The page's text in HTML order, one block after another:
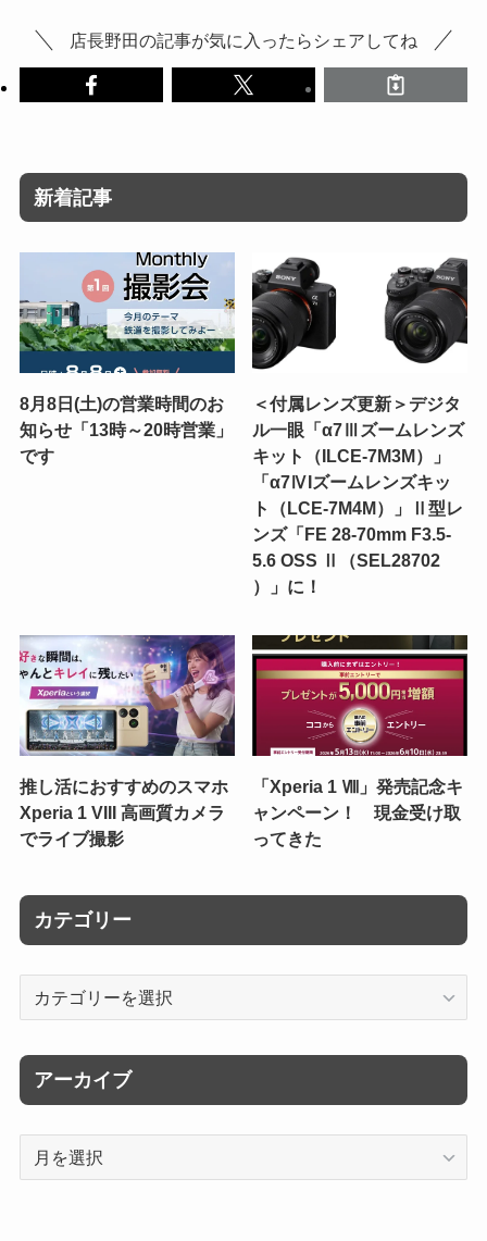
店長野田の記事が気に入ったらシェアしてね
新着記事
8月8日(土)の営業時間のお
知らせ「13時～20時営業」
です
＜付属レンズ更新＞デジタ
ル一眼「α7Ⅲズームレンズ
キット（ILCE-7M3M）」
「α7ⅣIズームレンズキッ
ト（LCE-7M4M）」Ⅱ型レ
ンズ「FE 28-70mm F3.5-
5.6 OSS Ⅱ（SEL28702
）」に！
推し活におすすめのスマホ
Xperia 1 VIII 高画質カメラ
でライブ撮影
「Xperia 1 Ⅷ」発売記念キ
ャンペーン！ 現金受け取
ってきた
カテゴリー
リ
ー
アーカイブ